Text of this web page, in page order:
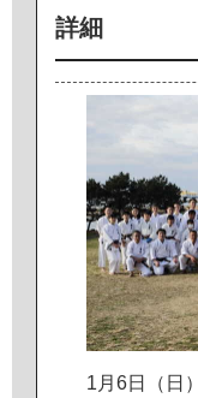
詳細
1 月 6日 （ 日 ）